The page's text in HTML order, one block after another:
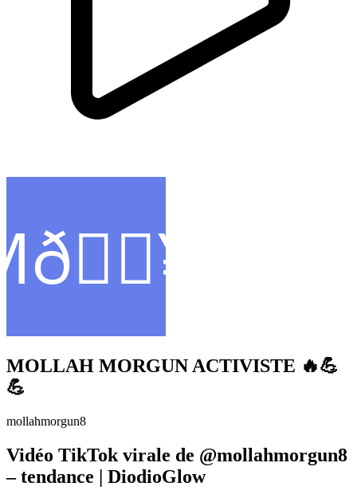
MOLLAH MORGUN ACTIVISTE 🔥💪
💪
mollahmorgun8
Vidéo TikTok virale de @mollahmorgun8
– tendance | DiodioGlow